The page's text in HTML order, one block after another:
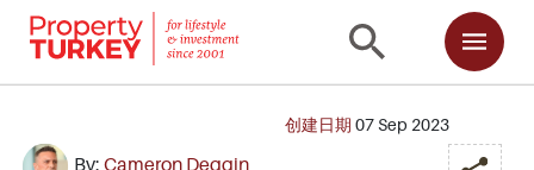
By:Cameron Deggin
创建日期 07 Sep 2023